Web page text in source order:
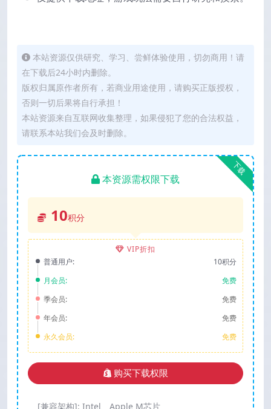
本站资源仅供研究、学习、尝鲜体验使用，切勿商用！请
在下载后24小时内删除。
版权归属原作者所有，若商业用途使用，请购买正版授权，
否则一切后果将自行承担！
本站资源来自互联网收集整理，如果侵犯了您的合法权益，
请联系本站我们会及时删除。
下载
本资源需权限下载
10积分
VIP折扣
普通用户:
10积分
月会员:
免费
季会员:
免费
年会员:
免费
永久会员:
免费
购买下载权限
[兼容架构]: Intel、Apple M芯片